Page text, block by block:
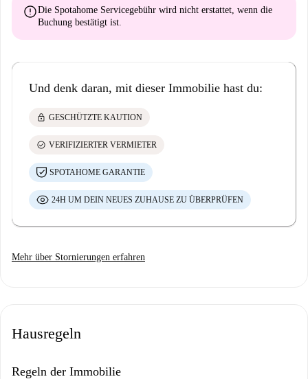
errorDie Spotahome Servicegebühr wird nicht erstattet, wenn die
Buchung bestätigt ist.
Und denk daran, mit dieser Immobilie hast du:
lock GESCHÜTZTE KAUTION
check_circle VERIFIZIERTER VERMIETER
SPOTAHOME GARANTIE
24H UM DEIN NEUES ZUHAUSE ZU ÜBERPRÜFEN
Mehr über Stornierungen erfahren
Hausregeln
Regeln der Immobilie